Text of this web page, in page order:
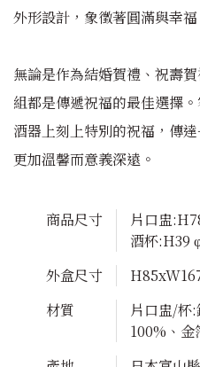
外形設計，象徵著圓滿與幸
無論是作為結婚賀禮、祝壽
組都是傳遞祝福的最佳選擇
酒器上刻上特別的祝福，傳
更加溫馨而意義深遠。
商品尺寸
片口盅
酒杯:H39
外盒尺寸
材質
片口盅/杯
100%、金